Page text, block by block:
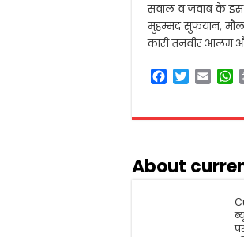
सवाल व जवाब के इस
मुहम्मद सुफयान,
कारी तनवीर आलम
F
e
o
T
t
r
E
i
t
p
About